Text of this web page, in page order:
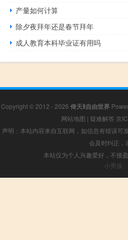
产量如何计算
除夕夜拜年还是春节拜年
成人教育本科毕业证有用吗
Copyright © 2012 - 2026 倚天Ⅱ自由世界
网站地图 | 疑难解答 京
声明：本站内容来自互联网，如信息有错误可
会及时纠正，
本站仅为个人兴趣爱好，不接
小男孩